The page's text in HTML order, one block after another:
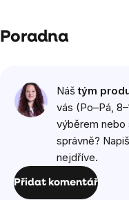
Poradna
Náštým
vás (Po–Pá,
výběrem nebo
správně?
nejdříve.
Přidat komentář